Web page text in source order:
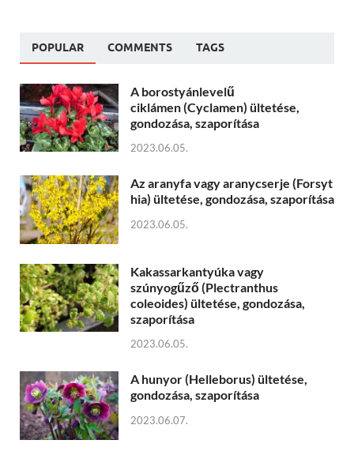
POPULAR COMMENTS TAGS
A borostyánlevelű
ciklámen (Cyclamen) ültetése,
gondozása, szaporítása
2023.06.05.
Az aranyfa vagy aranycserje (Forsyt
hia) ültetése, gondozása, szaporítása
2023.06.05.
Kakassarkantyúka vagy
szúnyogűző (Plectranthus
coleoides) ültetése, gondozása,
szaporítása
2023.06.05.
A hunyor (Helleborus) ültetése,
gondozása, szaporítása
2023.06.07.